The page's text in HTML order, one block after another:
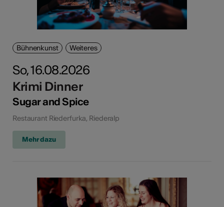
Bühnenkunst Weiteres
So, 16.08.2026
Krimi Dinner
Sugar and Spice
Restaurant Riederfurka, Riederalp
Mehr dazu